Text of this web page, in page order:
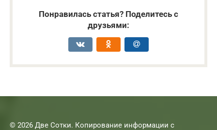
Понравилась статья? Поделитесь с
друзьями:
© 2026 Две Сотки. Копирование информации с